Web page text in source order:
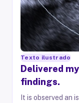
Texto ilustrado
Delivered
findings.
It is observed an